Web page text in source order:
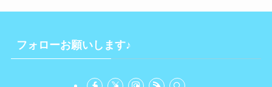
フォローお願いします♪